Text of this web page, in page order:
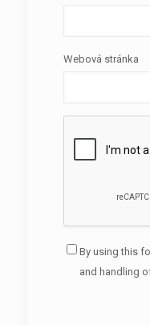
Webová stránka
By using this
and handling